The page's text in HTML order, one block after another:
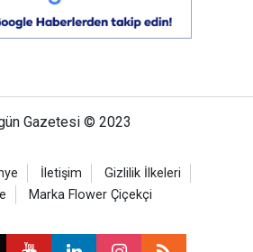
Gazetesi © 2023
İletişim
Gizlilik İlkeleri
Marka Flower Çiçekçi